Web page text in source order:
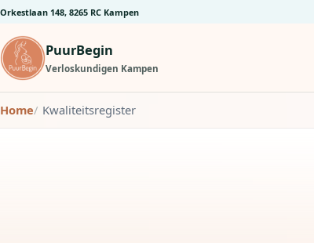
Orkestlaan 148, 8265 RC Kampen
PuurBegin
Verloskundigen Kampen
Home Kwaliteitsregister